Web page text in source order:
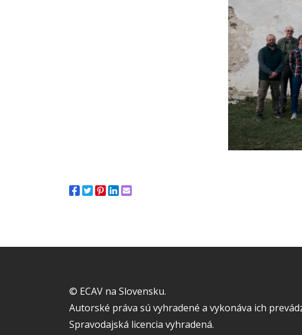
© ECAV na Slovensku.
Autorské práva sú vyhradené a vykonáva ich
Spravodajská licencia vyhradená.